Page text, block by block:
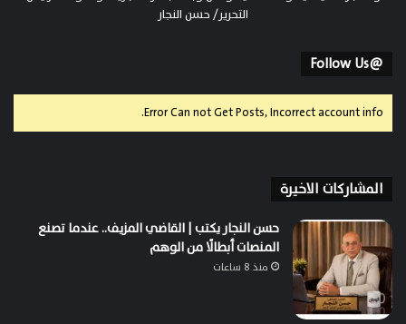
التحرير/ حسن النجار
@Follow Us
Error Can not Get Posts, Incorrect account info.
المشاركات الاخيرة
حسن النجار يكتب | القاضي المزيف.. عندما تصنع
المنصات أبطالًا من الوهم
منذ 8 ساعات